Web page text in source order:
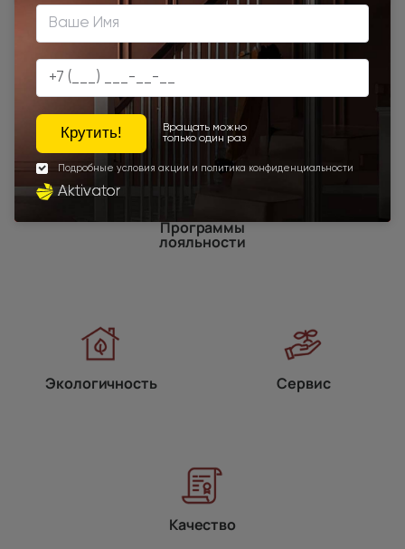
Наши преимущества
Программы
лояльности
Экологичность Сервис
Качество